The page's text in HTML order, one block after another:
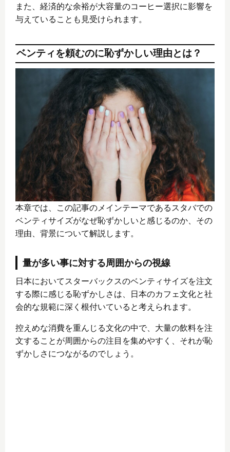
また、経済的な余裕が大容量のコーヒー選択に影響を
与えていることも見受けられます。
ベンティを頼むのに恥ずかしい理由とは？
本章では、この記事のメインテーマであるスタバでの
ベンティサイズがなぜ恥ずかしいと感じるのか、その
理由、背景について解説します。
量が多い事に対する周囲からの視線
日本においてスターバックスのベンティサイズを注文
する際に感じる恥ずかしさは、日本のカフェ文化と社
会的な規範に深く根付いていると考えられます。
控えめな消費を重んじる文化の中で、大量の飲料を注
文することが周囲からの注目を集めやすく、それが恥
ずかしさにつながるのでしょう。